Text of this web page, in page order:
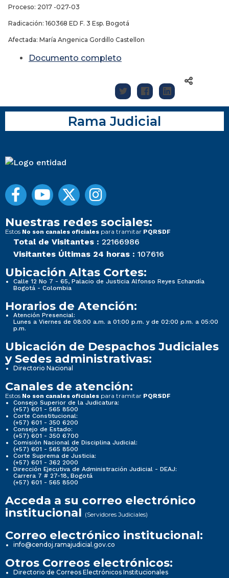
Proceso: 2017 -027-03
Radicación: 160368 ED F. 3 Esp. Bogotá
Afectada: María Angenica Gordillo Castellon
Documento completo
Rama Judicial
Nuestras redes sociales:
Estos No son canales oficiales para tramitar PQRSDF
Total de Visitantes : 22166986
Visitantes Últimas 24 horas : 107616
Ubicación Altas Cortes:
Calle 12 No 7 - 65, Palacio de Justicia Alfonso Reyes Echandía
Bogotá - Colombia
Horarios de Atención:
Atención Presencial:
Lunes a Viernes de 08:00 a.m. a 01:00 p.m. y de 02:00 p.m. a 05:00
p.m.
Ubicación de Despachos Judiciales
y Sedes administrativas:
Directorio Nacional
Canales de atención:
Estos No son canales oficiales para tramitar PQRSDF
Consejo Superior de la Judicatura:
(+57) 601 - 565 8500
Corte Constitucional:
(+57) 601 - 350 6200
Consejo de Estado:
(+57) 601 - 350 6700
Comisión Nacional de Disciplina Judicial:
(+57) 601 - 565 8500
Corte Suprema de Justicia:
(+57) 601 - 362 2000
Dirección Ejecutiva de Administración Judicial - DEAJ:
Carrera 7 # 27-18, Bogotá
(+57) 601 - 565 8500
Acceda a su correo electrónico
institucional (Servidores Judiciales)
Correo electrónico institucional:
info@cendoj.ramajudicial.gov.co
Otros Correos electrónicos:
Directorio de Correos Electrónicos Institucionales